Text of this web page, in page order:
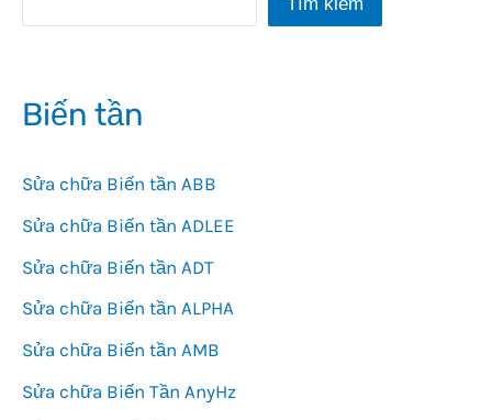
Biến tần
Sửa chữa Biến tần ABB
Sửa chữa Biến tần ADLEE
Sửa chữa Biến tần ADT
Sửa chữa Biến tần ALPHA
Sửa chữa Biến tần AMB
Sửa chữa Biến Tần AnyHz